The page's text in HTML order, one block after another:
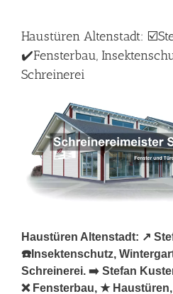
Haustüren Altenstadt:
✔️Fensterbau,
Schreinerei
Haustüren Altenstadt: ↗️
☎️Insektenschutz,
Schreinerei. ➡️ Stefan
❌ Fensterbau, ★